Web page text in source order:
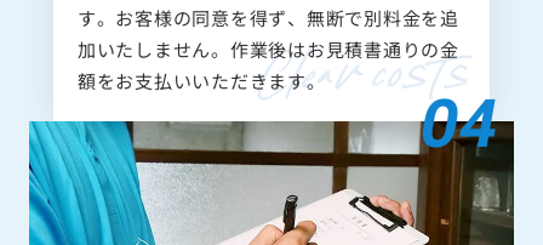
す。お客様の同意を得ず、無断で別料金を追
加いたしません。作業後はお見積書通りの金
額をお支払いいただきます。